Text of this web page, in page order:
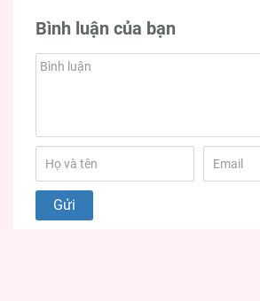
Bình luận của bạn